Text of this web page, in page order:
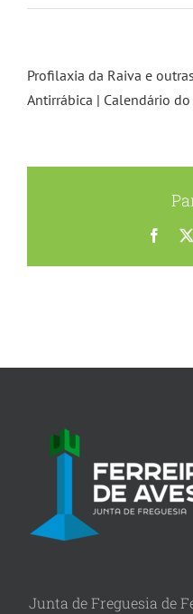
Profilaxia da Raiva e
Antirrábica | Calendário
Junta de Freguesia de